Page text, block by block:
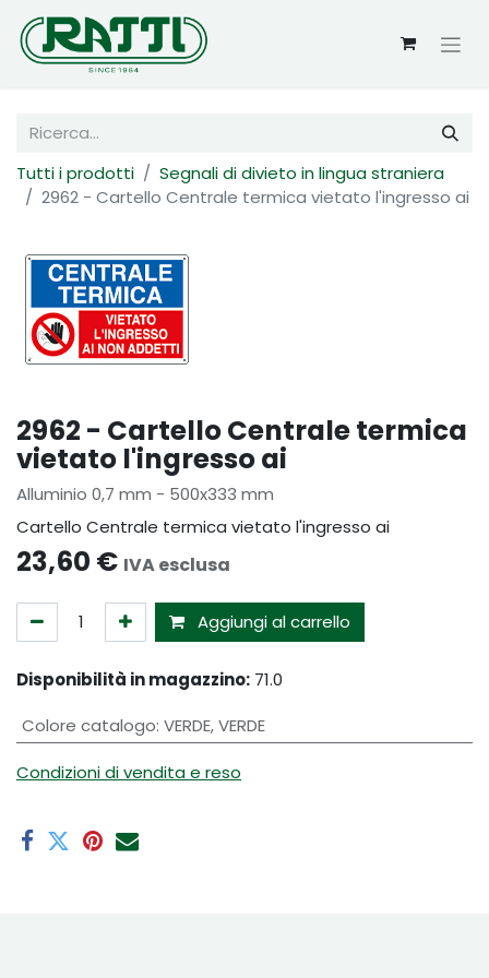
Tutti i prodotti
Segnali di divieto in lingua straniera
2962 - Cartello Centrale termica vietato l'ingresso ai
2962 - Cartello Centrale termica
vietato l'ingresso ai
Alluminio 0,7 mm - 500x333 mm
Cartello Centrale termica vietato l'ingresso ai
23,60 € IVA esclusa
Aggiungi al carrello
Disponibilità in magazzino: 71.0
Colore catalogo: VERDE,VERDE
Condizioni di vendita e reso